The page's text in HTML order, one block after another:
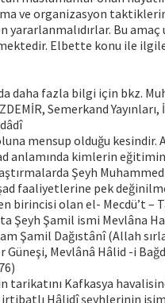
ve organizasyon
yararlanmalıdırlar. Bu
Elbette konu ile
daha fazla bilgi için bkz.
Semerkand
mensup olduğu kesindir.
anlamında kimlerin
Şeyh
faaliyetlerine pek
birincisi olan el- Mecdü’t –
Şeyh Şamil ismi Mevlâna
Şamil Dağıstânî (Allah
Güneşi, Mevlânâ Hâlid -i
tarikatını Kafkasya
Hâlidî şeyhlerinin